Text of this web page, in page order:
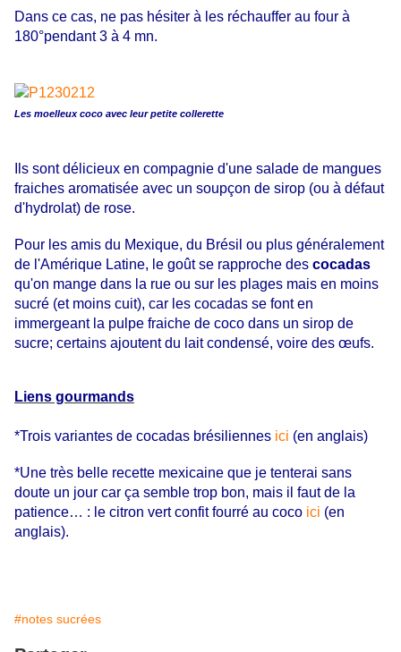
Dans ce cas, ne pas hésiter à les réchauffer au four à
180°pendant 3 à 4 mn.
Les moelleux coco avec leur petite collerette
Ils sont délicieux en compagnie d'une salade de mangues
fraiches aromatisée avec un soupçon de sirop (ou à défaut
d'hydrolat) de rose.
Pour les amis du Mexique, du Brésil ou plus généralement
de l'Amérique Latine, le goût se rapproche des cocadas
qu'on mange dans la rue ou sur les plages mais en moins
sucré (et moins cuit), car les cocadas se font en
immergeant la pulpe fraiche de coco dans un sirop de
sucre; certains ajoutent du lait condensé, voire des œufs.
Liens gourmands
*Trois variantes de cocadas brésiliennes ici (en anglais)
*Une très belle recette mexicaine que je tenterai sans
doute un jour car ça semble trop bon, mais il faut de la
patience… : le citron vert confit fourré au coco ici (en
anglais).
#notes sucrées